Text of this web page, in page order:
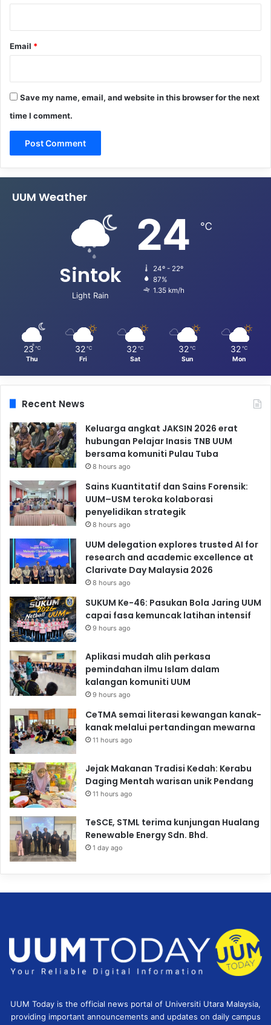
Email *
Save my name, email, and website in this browser for the next
time I comment.
UUM Weather
Sintok
Light Rain
24 ℃
24º - 22º
87%
1.35 km/h
23 ℃
Thu
32 ℃
Fri
32 ℃
Sat
32 ℃
Sun
32 ℃
Mon
Recent News
Keluarga angkat JAKSIN 2026 erat
hubungan Pelajar Inasis TNB UUM
bersama komuniti Pulau Tuba
8 hours ago
Sains Kuantitatif dan Sains Forensik:
UUM–USM teroka kolaborasi
penyelidikan strategik
8 hours ago
UUM delegation explores trusted AI for
research and academic excellence at
Clarivate Day Malaysia 2026
8 hours ago
SUKUM Ke-46: Pasukan Bola Jaring UUM
capai fasa kemuncak latihan intensif
9 hours ago
Aplikasi mudah alih perkasa
pemindahan ilmu Islam dalam
kalangan komuniti UUM
9 hours ago
CeTMA semai literasi kewangan kanak-
kanak melalui pertandingan mewarna
11 hours ago
Jejak Makanan Tradisi Kedah: Kerabu
Daging Mentah warisan unik Pendang
11 hours ago
TeSCE, STML terima kunjungan Hualang
Renewable Energy Sdn. Bhd.
1 day ago
UUM Today is the official news portal of Universiti Utara Malaysia,
providing important announcements and updates on daily campus